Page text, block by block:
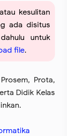
kesulitan
ada disitus
untuk
file.
Prota,
Didik Kelas